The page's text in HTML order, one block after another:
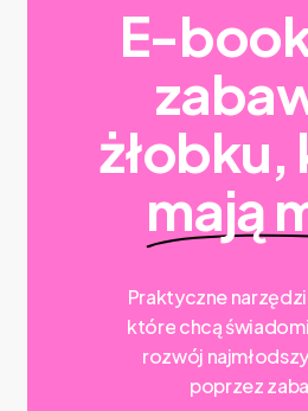
E-
mają
Praktyczne
którechcą
rozwój
poprzez